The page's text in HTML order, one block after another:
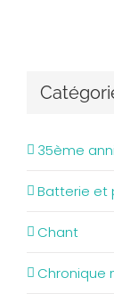
35ème
Batterie et
Chant
Chronique